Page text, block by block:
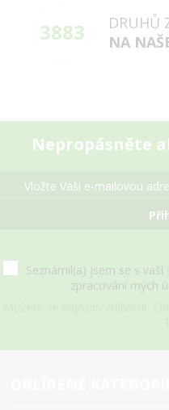
3883
DRUHŮ
NA
Nepropásněte
Seznámil(a) jsem se s vaší
zpracování mých